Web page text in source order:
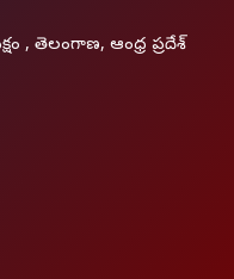
, తెలంగాణ, ఆంధ్ర ప్రదేశ్